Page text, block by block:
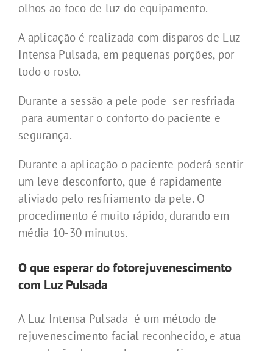
olhos ao foco de luz do equipamento.
A aplicação é realizada com disparos de Luz
Intensa Pulsada, em pequenas porções, por
todo o rosto.
Durante a sessão a pele pode ser resfriada
para aumentar o conforto do paciente e
segurança.
Durante a aplicação o paciente poderá sentir
um leve desconforto, que é rapidamente
aliviado pelo resfriamento da pele. O
procedimento é muito rápido, durando em
média 10-30 minutos.
O que esperar do fotorejuvenescimento
com Luz Pulsada
A Luz Intensa Pulsada é um método de
rejuvenescimento facial reconhecido, e atua